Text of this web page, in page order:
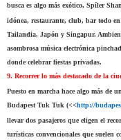
busca es algo más exótico, Spíler
idónea, restaurante, club, bar todo
Tailandia, Japón y Singapur.
asombrosa música electrónica
donde celebrar fiestas privadas.
9. Recorrer lo más destacado de la
Puesto en marcha hace algo más de
Budapest Tuk Tuk (<<http://
llevar dos pasajeros que eligen el
turísticas convencionales que suelen